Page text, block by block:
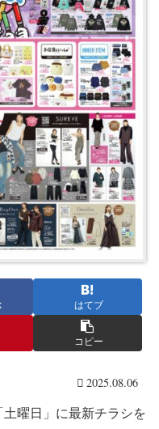
はてブ
コピー
2025.08.06
曜日」に最新チラシを